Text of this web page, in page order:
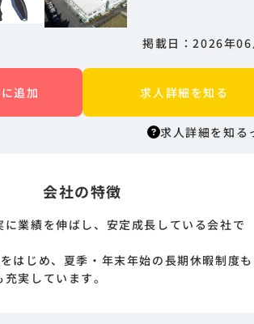
掲載日：2026年06
追加 求人詳細を知る
求人詳細を知る
求
は
型
し
に
味
正
会社の特徴
に業績を伸ばし、安定成長している会社で
はじめ、夏季・年末年始の長期休暇制度も
実しています。